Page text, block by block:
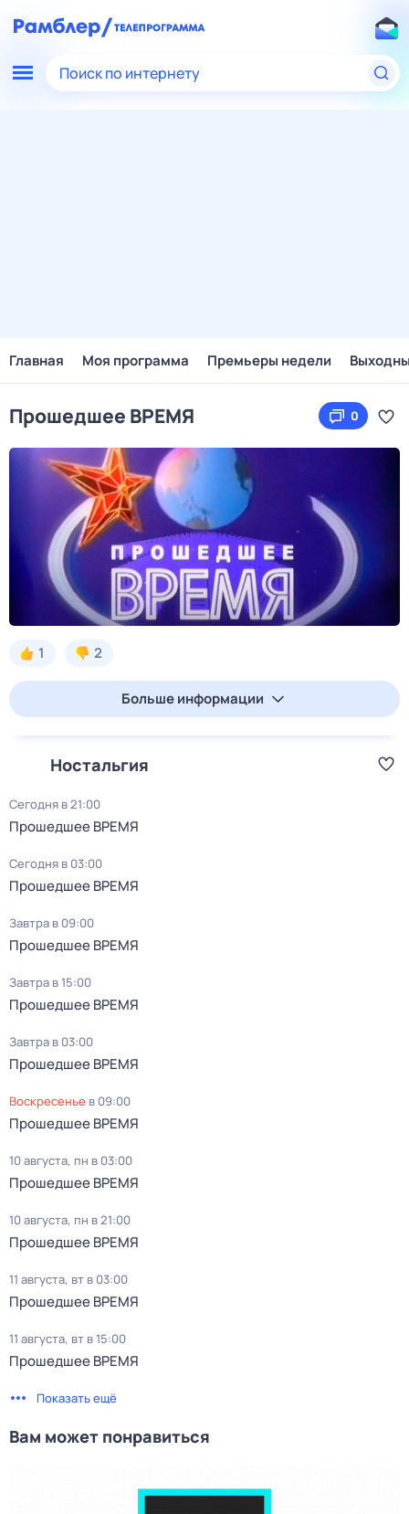
Поиск по интернету
Главная Моя программа Премьеры недели
Прошедшее ВРЕМЯ 0
1 2
Больше информации
Ностальгия
Сегодня в 21:00
Прошедшее ВРЕМЯ
Сегодня в 03:00
Прошедшее ВРЕМЯ
Завтра в 09:00
Прошедшее ВРЕМЯ
Завтра в 15:00
Прошедшее ВРЕМЯ
Завтра в 03:00
Прошедшее ВРЕМЯ
воскресенье в 09:00
Прошедшее ВРЕМЯ
10 августа, пн в 03:00
Прошедшее ВРЕМЯ
10 августа, пн в 21:00
Прошедшее ВРЕМЯ
11 августа, вт в 03:00
Прошедшее ВРЕМЯ
11 августа, вт в 15:00
Прошедшее ВРЕМЯ
Показать ещё
Вам может понравиться